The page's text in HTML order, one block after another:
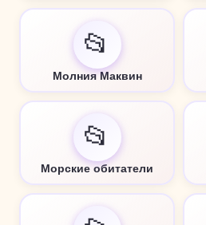
📂
Молния Маквин
📂
Морские обитатели